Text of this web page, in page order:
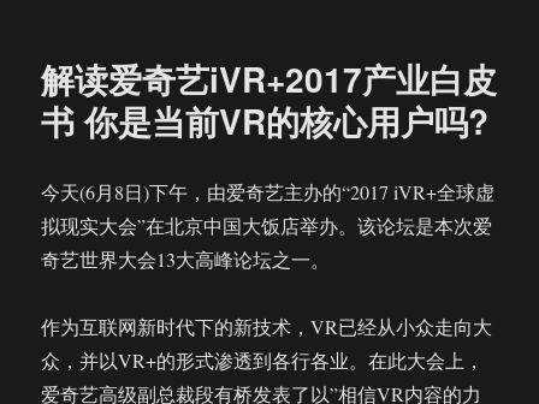
解读爱奇艺iVR+2017产业白皮
书 你是当前VR的核心用户吗?
今天(6月8日)下午，由爱奇艺主办的“2017 iVR+全球虚
拟现实大会”在北京中国大饭店举办。该论坛是本次爱
奇艺世界大会13大高峰论坛之一。
作为互联网新时代下的新技术，VR已经从小众走向大
众，并以VR+的形式渗透到各行各业。在此大会上，
爱奇艺高级副总裁段有桥发表了以”相信VR内容的力